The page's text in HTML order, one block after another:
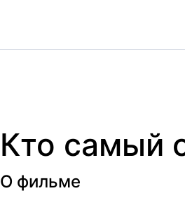
Кто самый
О фильме